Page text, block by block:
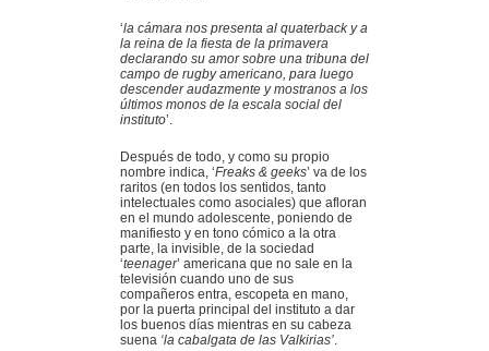
‘la cámara nos presenta al quaterback y a
la reina de la fiesta de la primavera
declarando su amor sobre una tribuna del
campo de rugby americano, para luego
descender audazmente y mostranos a los
últimos monos de la escala social del
instituto’.
Después de todo, y como su propio
nombre indica, ‘Freaks & geeks’ va de los
raritos (en todos los sentidos, tanto
intelectuales como asociales) que afloran
en el mundo adolescente, poniendo de
manifiesto y en tono cómico a la otra
parte, la invisible, de la sociedad
‘teenager’ americana que no sale en la
televisión cuando uno de sus
compañeros entra, escopeta en mano,
por la puerta principal del instituto a dar
los buenos días mientras en su cabeza
suena ‘la cabalgata de las Valkirias’.